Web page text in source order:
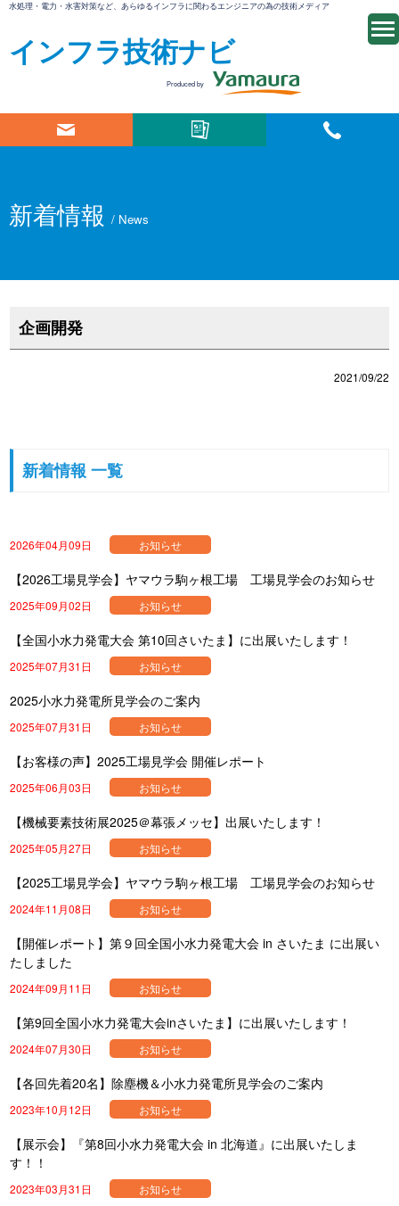
水処理・電力・水害対策など、あらゆるインフラに関わるエンジニアの為の技術メディア
インフラ技術ナビ
Produced by
新着情報 / News
企画開発
2021/09/22
新着情報 一覧
2026年04月09日 お知らせ
【2026工場見学会】ヤマウラ駒ヶ根工場 工場見学会のお知らせ
2025年09月02日 お知らせ
【全国小水力発電大会 第10回さいたま】に出展いたします！
2025年07月31日 お知らせ
2025小水力発電所見学会のご案内
2025年07月31日 お知らせ
【お客様の声】2025工場見学会 開催レポート
2025年06月03日 お知らせ
【機械要素技術展2025＠幕張メッセ】出展いたします！
2025年05月27日 お知らせ
【2025工場見学会】ヤマウラ駒ヶ根工場 工場見学会のお知らせ
2024年11月08日 お知らせ
【開催レポート】第９回全国小水力発電大会 in さいたま に出展い
たしました
2024年09月11日 お知らせ
【第9回全国小水力発電大会inさいたま】に出展いたします！
2024年07月30日 お知らせ
【各回先着20名】除塵機＆小水力発電所見学会のご案内
2023年10月12日 お知らせ
【展示会】『第8回小水力発電大会 in 北海道』に出展いたしま
す！！
2023年03月31日 お知らせ